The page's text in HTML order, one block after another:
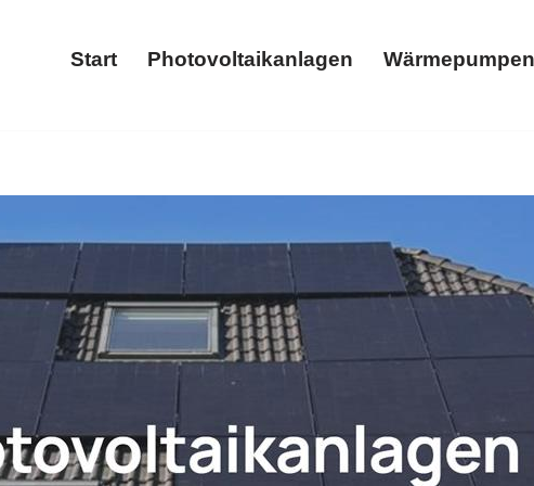
Start Photovoltaikanlagen Wärmepumpen
als auch ✓Wärmepumpe, Photovoltaikanlage,
✓Stromspeicher und ✓Wallbox. Mit uns an Ihrer Seite